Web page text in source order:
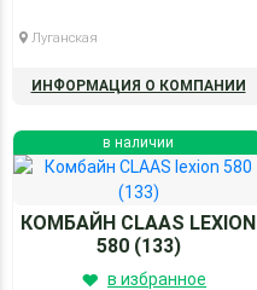
Луганская
ИНФОРМАЦИЯ О КОМПАНИИ
в наличии
КОМБАЙН CLAAS LEXION
580 (133)
в избранное